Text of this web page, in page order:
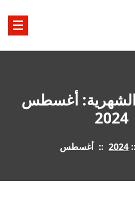
الشهرية: أغسطس
2024
2024
:: أغسطس